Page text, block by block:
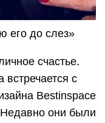
его до слез»
счастье.
встречается с
Bestinspace
они были